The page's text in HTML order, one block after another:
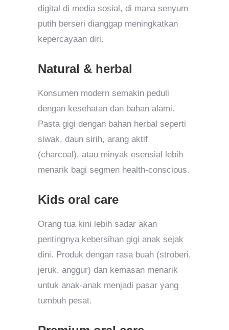
digital di media sosial, di mana senyum
putih berseri dianggap meningkatkan
kepercayaan diri.
Natural & herbal
Konsumen modern semakin peduli
dengan kesehatan dan bahan alami.
Pasta gigi dengan bahan herbal seperti
siwak, daun sirih, arang aktif
(charcoal), atau minyak esensial lebih
menarik bagi segmen health-conscious.
Kids oral care
Orang tua kini lebih sadar akan
pentingnya kebersihan gigi anak sejak
dini. Produk dengan rasa buah (stroberi,
jeruk, anggur) dan kemasan menarik
untuk anak-anak menjadi pasar yang
tumbuh pesat.